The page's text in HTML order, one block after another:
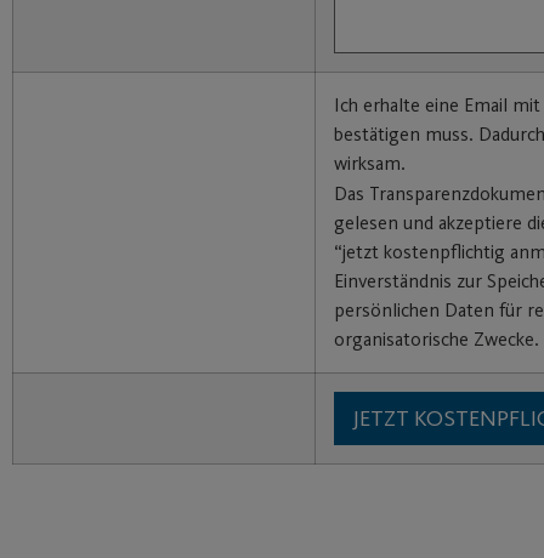
Ich erhalte eine Email
bestätigen muss.
wirksam.
Das
gelesen und akzeptiere
“jetzt kostenpflichtig
Einverständnis zur
persönlichen Daten für
organisatorische Zwecke.